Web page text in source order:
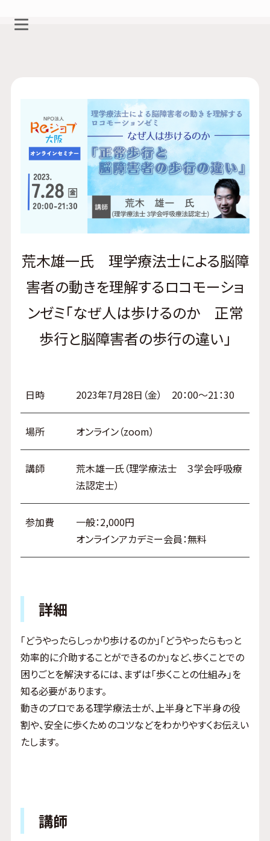
荒木雄一氏 理学療法士による脳障
害者の動きを理解するロコモーショ
ンゼミ「なぜ人は歩けるのか 正常
歩行と脳障害者の歩行の違い」
日時 2023年7月28日（金） 20：00～21：30
場所 オンライン（zoom）
講師
荒木雄一氏（理学療法士 ３学会呼吸療
法認定士）
参加費
一般：2,000円
オンラインアカデミー会員：無料
詳細
「どうやったらしっかり歩けるのか」「どうやったらもっと
効率的に介助することができるのか」など、歩くことでの
困りごとを解決するには、まずは「歩くことの仕組み」を
知る必要があります。
動きのプロである理学療法士が、上半身と下半身の役
割や、安全に歩くためのコツなどをわかりやすくお伝えい
たします。
講師